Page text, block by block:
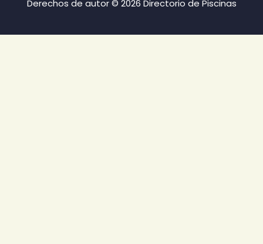
Derechos de autor © 2026 Directorio de Piscinas